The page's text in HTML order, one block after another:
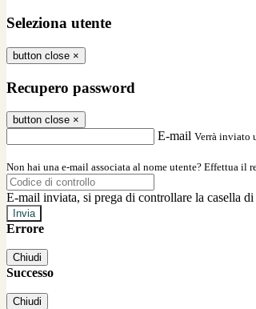
Seleziona utente
button close ×
Recupero password
button close ×
E-mail Verrà inviato
Non hai una e-mail associata al nome utente? Effettua il
E-mail inviata, si prega di controllare la casella
Errore
Chiudi
Successo
Chiudi